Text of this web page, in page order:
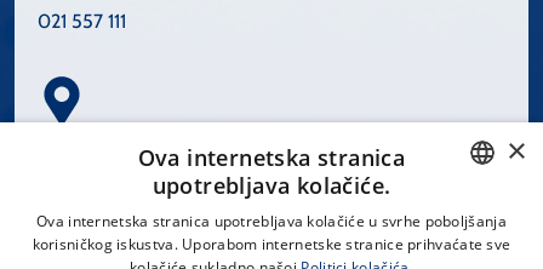
021 557 111
Spinčićeva 1, 21000 Split
CROATIAN
×
Ova internetska stranica
upotrebljava kolačiće.
Ova internetska stranica upotrebljava kolačiće u svrhe poboljšanja
korisničkog iskustva. Uporabom internetske stranice prihvaćate sve